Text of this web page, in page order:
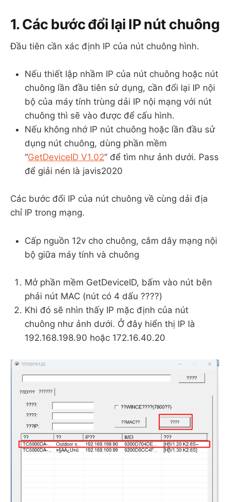
1. Các bước đổi lại IP nút chuông
Đầu tiên cần xác định IP của nút chuông hình.
Nếu thiết lập nhầm IP của nút chuông hoặc nút
chuông lần đầu tiên sử dụng, cần đổi lại IP nội
bộ của máy tính trùng dải IP nội mạng với nút
chuông thì sẽ vào được để cấu hình.
Nếu không nhớ IP nút chuông hoặc lần đầu sử
dụng nút chuông, dùng phần mềm
“GetDeviceID V1.02” để tìm như ảnh dưới. Pass
để giải nén là javis2020
Các bước đổi IP của nút chuông về cùng dải địa
chỉ IP trong mạng.
Cấp nguồn 12v cho chuông, cắm dây mạng nội
bộ giữa máy tính và chuông
Mở phần mềm GetDeviceID, bấm vào nút bên
phải nút MAC (nút có 4 dấu ????)
Khi đó sẽ nhìn thấy IP mặc định của nút
chuông như ảnh dưới. Ở đây hiển thị IP là
192.168.198.90 hoặc 172.16.40.20